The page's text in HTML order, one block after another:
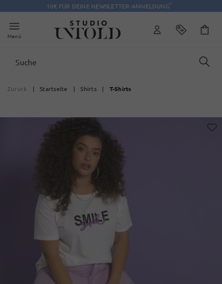
10€ FÜR DEINE NEWSLETTER-ANMELDUNG*
Menü
Zurück | Startseite | Shirts | T-Shirts